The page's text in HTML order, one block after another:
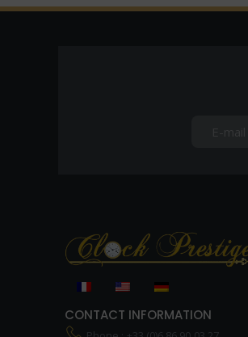
CONTACT INFORMATION